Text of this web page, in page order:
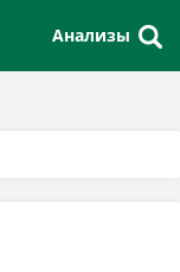
Анализы